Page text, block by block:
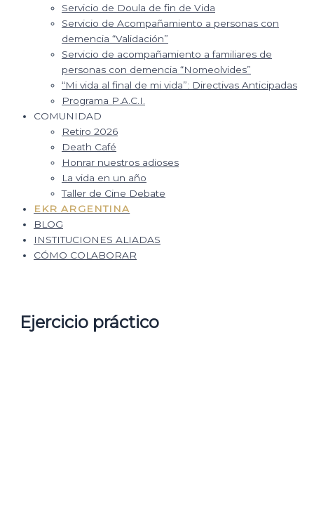
Servicio de Doula de fin de Vida
Servicio de Acompañamiento a personas con
demencia “Validación”
Servicio de acompañamiento a familiares de
personas con demencia “Nomeolvides”
“Mi vida al final de mi vida”: Directivas Anticipadas
Programa P.A.C.I.
COMUNIDAD
Retiro 2026
Death Café
Honrar nuestros adioses
La vida en un año
Taller de Cine Debate
EKR ARGENTINA
BLOG
INSTITUCIONES ALIADAS
CÓMO COLABORAR
Ejercicio práctico